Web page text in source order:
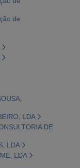
de
LDA
DE
LDA
LDA